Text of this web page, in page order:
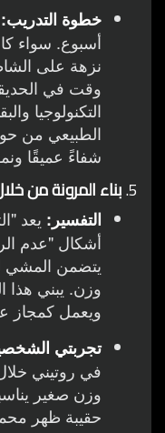
خطوة التدريب:
أسبوع. سواء
نزهة على
وقت في
التكنولوجيا
الطبيعي من
شفاءً عميقًا
5. بناء المرونة من
التفسير: يعد
أشكال "عدم
يتضمن المشي
وزن. يبني هذا
ويعمل كمجاز
تجربتي
في روتيني
وزن صغير
حقيبة ظهر